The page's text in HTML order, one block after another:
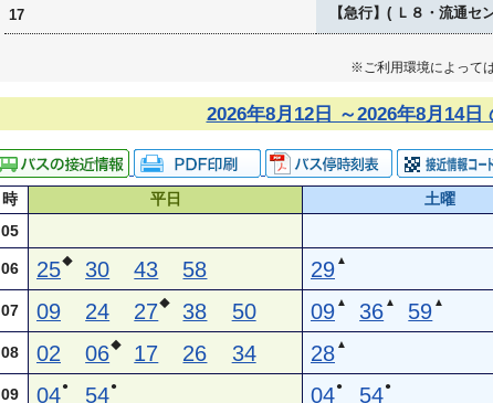
17 【急行】( Ｌ８・流通セ
※ご利用環境によって
2026年8月12日 ～2026年8月14日
時 平日 土曜
05
06 25◆ 30 43 58 29 ▲
07 09 24 27◆ 38 50 09 ▲ 36 ▲ 59 ▲
08 02 06◆ 17 26 34 28 ▲
09 04● 54● 04● 54●